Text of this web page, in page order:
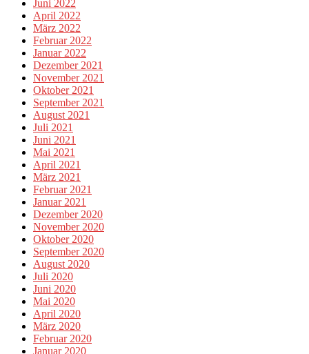
Juni 2022
April 2022
März 2022
Februar 2022
Januar 2022
Dezember 2021
November 2021
Oktober 2021
September 2021
August 2021
Juli 2021
Juni 2021
Mai 2021
April 2021
März 2021
Februar 2021
Januar 2021
Dezember 2020
November 2020
Oktober 2020
September 2020
August 2020
Juli 2020
Juni 2020
Mai 2020
April 2020
März 2020
Februar 2020
Januar 2020